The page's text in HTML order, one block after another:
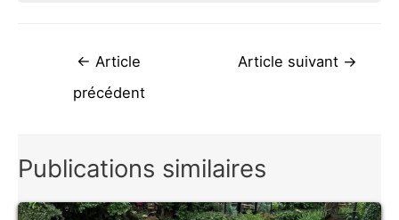
Navigation
← Article
précédent
Article suivant →
Publications similaires